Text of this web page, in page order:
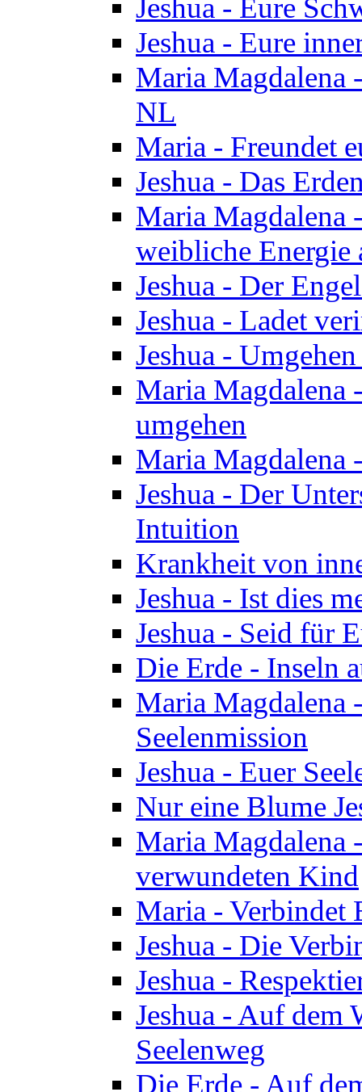
Jeshua - Eure
Jeshua - Eure
Maria Magdalena
NL
Maria - Freundet
Jeshua - Das
Maria Magdalena
weibliche Energie
Jeshua - Der
Jeshua - Ladet
Jeshua -
Maria Magdalena
umgehen
Maria Magdalena
Jeshua - Der
Intuition
Krankheit von
Jeshua - Ist dies
Jeshua - Seid für
Die Erde - Inseln
Maria Magdalena
Seelenmission
Jeshua - Euer
Nur eine Blume
Maria Magdalena
verwundeten Kind
Maria - Verbindet
Jeshua - Die
Jeshua -
Jeshua - Auf dem
Seelenweg
Die Erde - Auf